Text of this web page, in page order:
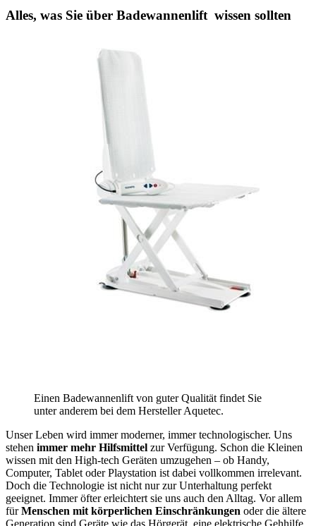
Alles, was Sie über Badewannenlift wissen sollten
Einen Badewannenlift von guter Qualität findet Sie
unter anderem bei dem Hersteller Aquetec.
Unser Leben wird immer moderner, immer technologischer. Uns
stehen immer mehr Hilfsmittel zur Verfügung. Schon die Kleinen
wissen mit den High-tech Geräten umzugehen – ob Handy,
Computer, Tablet oder Playstation ist dabei vollkommen irrelevant.
Doch die Technologie ist nicht nur zur Unterhaltung perfekt
geeignet. Immer öfter erleichtert sie uns auch den Alltag. Vor allem
fürMenschen mit körperlichen Einschränkungen oder die ältere
Generation sind Geräte wie das Hörgerät, eine elektrische Gehhilfe